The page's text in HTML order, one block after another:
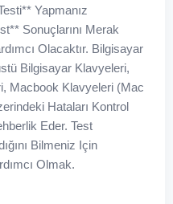
Yapmanız
Sonuçlarını Merak
Olacaktır. Bilgisayar
Bilgisayar Klavyeleri,
Macbook Klavyeleri (Mac
Hataları Kontrol
Eder. Test
Bilmeniz Için
Olmak.